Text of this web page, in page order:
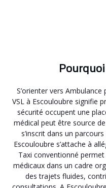
S’orienter vers
VSL à Escouloubre signifie
sécurité occupent une
médical peut être source
s’inscrit dans un
Escouloubre s’attache à
Taxi conventionné
médicaux dans un cadre
des trajets fluides,